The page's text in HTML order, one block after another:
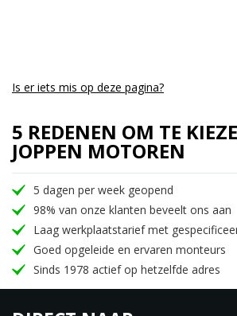
Is er iets mis op deze pagina?
5 REDENEN OM TE
JOPPEN MOTOREN
5 dagen per week geopend
98% van onze klanten beveelt ons aan
Laag werkplaatstarief met
Goed opgeleide en ervaren monteurs
Sinds 1978 actief op hetzelfde adres